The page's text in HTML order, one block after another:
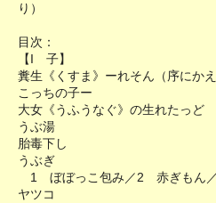
り）
目次：
【I 子】
糞生《くすま》ーれそん（序にかえ
こっちの子ー
大女《うふうなぐ》の生れたっど
うぶ湯
胎毒下し
うぶぎ
1 ぼぼっこ包み／2 赤ぎもん
ヤツコ